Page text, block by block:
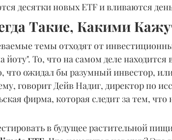
десятки новых ETF и вливаются
Такие, Какими
темы отходят от
йоту". То, что на самом деле
что ожидал бы разумный инвестор,
говорит Дейв Надиг, директор по
фирма, которая следит за тем, что
в будущее растительной